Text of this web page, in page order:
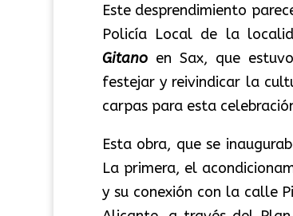
Este desprendimiento
Policía Local de la
Gitano en Sax, que
festejar y reivindicar la
carpas para esta
Esta obra, que se
La primera, el
y su conexión con la calle